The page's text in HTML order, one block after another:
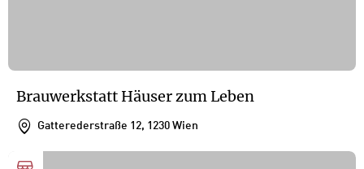
Brauwerkstatt Häuser zum Leben
Gatterederstraße 12, 1230 Wien